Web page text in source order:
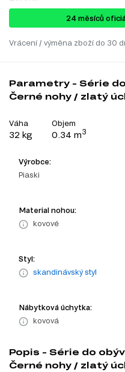
24 ​​​​měsíců
Vrácení / výměna zboží do 30
Parametry - Série
Černé nohy / zlatý
Váha
32 kg
Objem
0.34 m3
Výrobce:
Piaski
Material nohou:
kovové
Styl:
skandinávský styl
Nábytková úchytka:
kovová
Popis - Série do
Černé nohy / zlatý